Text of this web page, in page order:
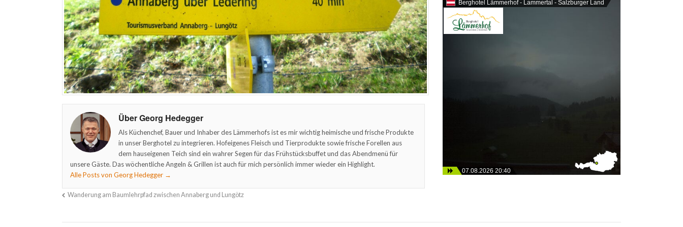
Über Georg Hedegger
Als Küchenchef, Bauer und Inhaber des Lämmerhofs ist es mir wichtig heimische und frische Produkte
in unser Berghotel zu integrieren. Hofeigenes Fleisch und Tierprodukte sowie frische Forellen aus
dem hauseigenen Teich sind ein wahrer Segen für das Frühstücksbuffet und das Abendmenü für
unsere Gäste. Das wöchentliche Angeln & Grillen ist auch für mich persönlich immer wieder ein Highlight.
Alle Posts von Georg Hedegger →
Wanderung am Baumlehrpfad zwischen Annaberg und Lungötz
Berghotel Lämmerhof - Lammertal - Salzburger Land
07.08.2026 20:40